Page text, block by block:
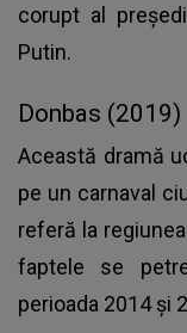
corupt al
Putin.
Donbas (2019)
Această dramă
pe un carnaval
referă la
faptele se
perioada 2014 şi